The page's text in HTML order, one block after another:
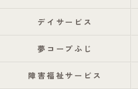
デイサービス
夢コープふじ
障害福祉サービス